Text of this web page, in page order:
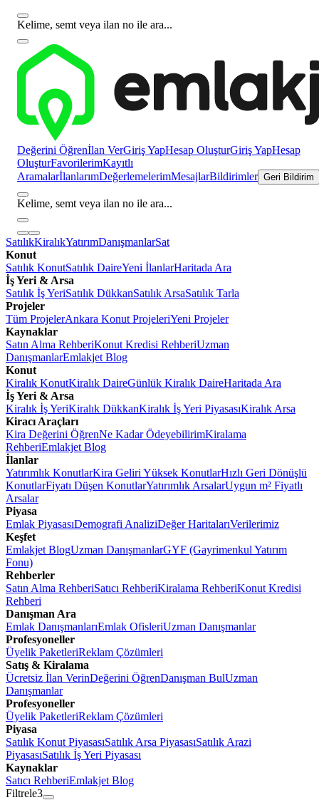
Kelime, semt veya ilan no ile ara...
Değerini Öğrenİlan VerGiriş YapHesap OluşturGiriş YapHesap
OluşturFavorilerimKayıtlı
AramalarİlanlarımDeğerlemelerimMesajlarBildirimler Geri Bildirim
Kelime, semt veya ilan no ile ara...
SatılıkKiralıkYatırımDanışmanlarSat
Konut
Satılık KonutSatılık DaireYeni İlanlarHaritada Ara
İş Yeri & Arsa
Satılık İş YeriSatılık DükkanSatılık ArsaSatılık Tarla
Projeler
Tüm ProjelerAnkara Konut ProjeleriYeni Projeler
Kaynaklar
Satın Alma RehberiKonut Kredisi RehberiUzman
DanışmanlarEmlakjet Blog
Konut
Kiralık KonutKiralık DaireGünlük Kiralık DaireHaritada Ara
İş Yeri & Arsa
Kiralık İş YeriKiralık DükkanKiralık İş Yeri PiyasasıKiralık Arsa
Kiracı Araçları
Kira Değerini ÖğrenNe Kadar ÖdeyebilirimKiralama
RehberiEmlakjet Blog
İlanlar
Yatırımlık KonutlarKira Geliri Yüksek KonutlarHızlı Geri Dönüşlü
KonutlarFiyatı Düşen KonutlarYatırımlık ArsalarUygun m² Fiyatlı
Arsalar
Piyasa
Emlak PiyasasıDemografi AnaliziDeğer HaritalarıVerilerimiz
Keşfet
Emlakjet BlogUzman DanışmanlarGYF (Gayrimenkul Yatırım
Fonu)
Rehberler
Satın Alma RehberiSatıcı RehberiKiralama RehberiKonut Kredisi
Rehberi
Danışman Ara
Emlak DanışmanlarıEmlak OfisleriUzman Danışmanlar
Profesyoneller
Üyelik PaketleriReklam Çözümleri
Satış & Kiralama
Ücretsiz İlan VerinDeğerini ÖğrenDanışman BulUzman
Danışmanlar
Profesyoneller
Üyelik PaketleriReklam Çözümleri
Piyasa
Satılık Konut PiyasasıSatılık Arsa PiyasasıSatılık Arazi
PiyasasıSatılık İş Yeri Piyasası
Kaynaklar
Satıcı RehberiEmlakjet Blog
Filtrele3